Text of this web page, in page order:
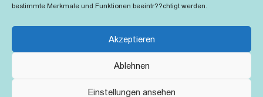
bestimmte Merkmale und Funktionen beeintr??chtigt werden.
Akzeptieren
Ablehnen
Einstellungen ansehen